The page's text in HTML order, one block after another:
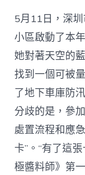
5月11日，深
小區啟動了本
她對著天空的
找到一個可被
了地下車庫防
分歧的是，參
處置流程和應
卡”。“有了這
極醬料師》第